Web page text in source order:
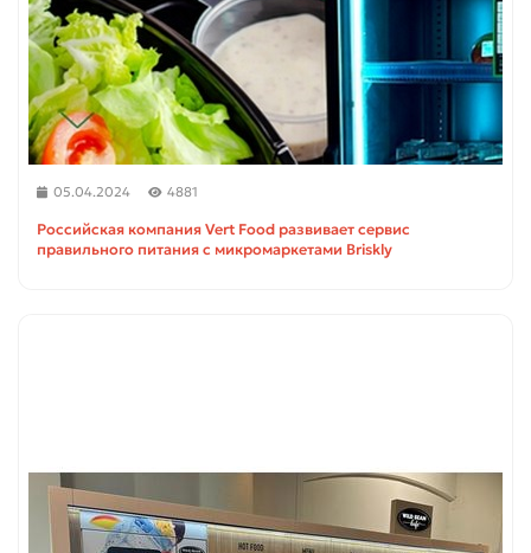
05.04.2024 4881
Российская компания Vert Food развивает сервис
правильного питания с микромаркетами Briskly